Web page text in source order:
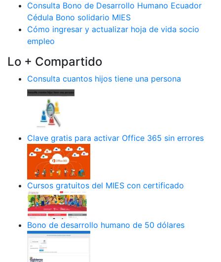
Consulta Bono de Desarrollo Humano Ecuador
Cédula Bono solidario MIES
Cómo ingresar y actualizar hoja de vida socio
empleo
Lo + Compartido
Consulta cuantos hijos tiene una persona
Clave gratis para activar Office 365 sin errores
Cursos gratuitos del MIES con certificado
Bono de desarrollo humano de 50 dólares